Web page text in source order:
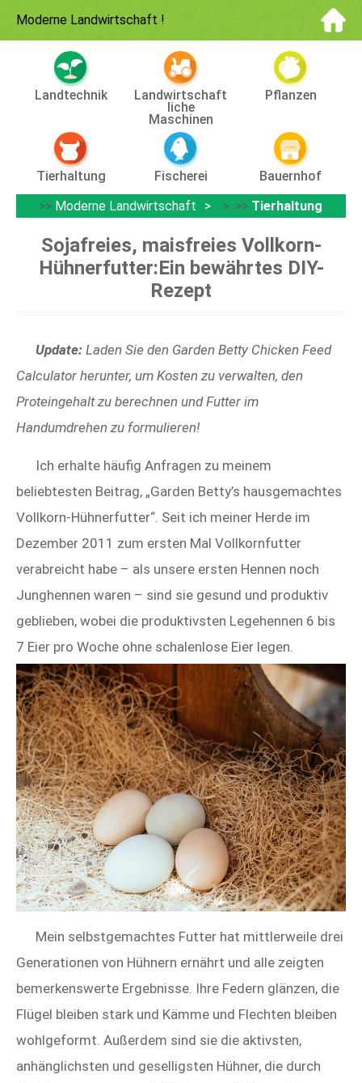
Moderne Landwirtschaft !
Landtechnik Landwirtschaft
Liche
Maschinen
Pflanzen
Tierhaltung Fischerei
Bauernhof
>> Moderne Landwirtschaft > >> Tierhaltung
Sojafreies, maisfreies Vollkorn-
Hühnerfutter:Ein bewährtes DIY-
Rezept
Update: Laden Sie den Garden Betty Chicken Feed
Calculator herunter, um Kosten zu verwalten, den
Proteingehalt zu berechnen und Futter im
Handumdrehen zu formulieren!
Ich erhalte häufig Anfragen zu meinem
beliebtesten Beitrag, „Garden Betty’s hausgemachtes
Vollkorn-Hühnerfutter“. Seit ich meiner Herde im
Dezember 2011 zum ersten Mal Vollkornfutter
verabreicht habe – als unsere ersten Hennen noch
Junghennen waren – sind sie gesund und produktiv
geblieben, wobei die produktivsten Legehennen 6 bis
7 Eier pro Woche ohne schalenlose Eier legen.
Mein selbstgemachtes Futter hat mittlerweile drei
Generationen von Hühnern ernährt und alle zeigten
bemerkenswerte Ergebnisse. Ihre Federn glänzen, die
Flügel bleiben stark und Kämme und Flechten bleiben
wohlgeformt. Außerdem sind sie die aktivsten,
anhänglichsten und geselligsten Hühner, die durch